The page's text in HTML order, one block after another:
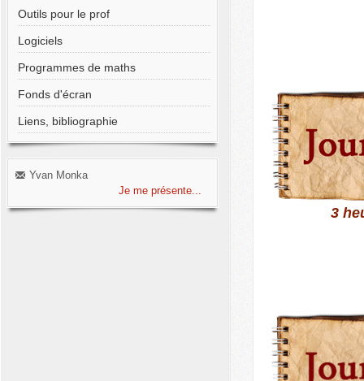
Outils pour le prof
Logiciels
Programmes de maths
Fonds d'écran
Liens, bibliographie
Yvan Monka
Je me présente...
3